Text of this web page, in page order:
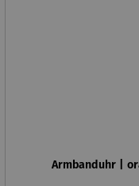
Armbanduhr |